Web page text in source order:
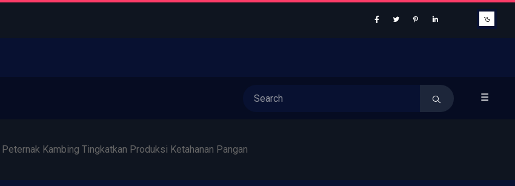
☰
Kambing Tingkatkan Produksi Ketahanan Pangan